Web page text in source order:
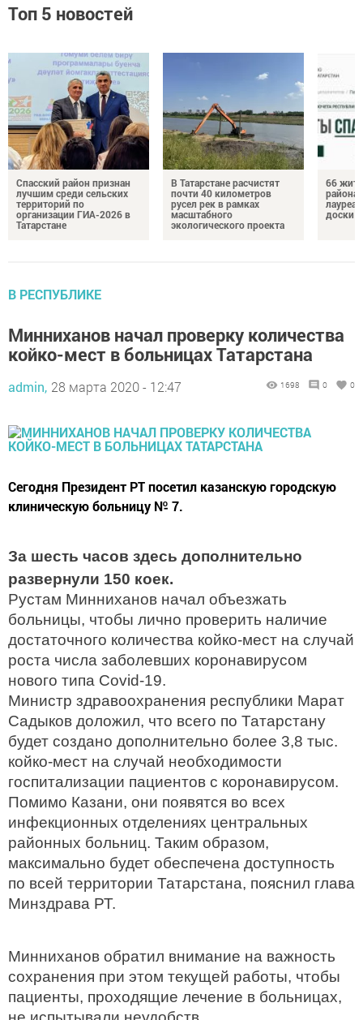
Топ 5 новостей
Спасский район признан
лучшим среди сельских
территорий по
организации ГИА-2026 в
Татарстане
В Татарстане расчистят
почти 40 километров
русел рек в рамках
масштабного
экологического проекта
66
района
доски
В РЕСПУБЛИКЕ
Минниханов начал проверку количества
койко-мест в больницах Татарстана
admin, 28 марта 2020 - 12:47 1698 0 0
​​​​​​​Сегодня Президент РТ посетил казанскую городскую
клиническую больницу № 7.
За шесть часов здесь дополнительно
развернули 150 коек.
Рустам Минниханов начал объезжать
больницы, чтобы лично проверить наличие
достаточного количества койко-мест на случай
роста числа заболевших коронавирусом
нового типа Covid-19.
Министр здравоохранения республики Марат
Садыков доложил, что всего по Татарстану
будет создано дополнительно более 3,8 тыс.
койко-мест на случай необходимости
госпитализации пациентов с коронавирусом.
Помимо Казани, они появятся во всех
инфекционных отделениях центральных
районных больниц. Таким образом,
максимально будет обеспечена доступность
по всей территории Татарстана, пояснил глава
Минздрава РТ.
Минниханов обратил внимание на важность
сохранения при этом текущей работы, чтобы
пациенты, проходящие лечение в больницах,